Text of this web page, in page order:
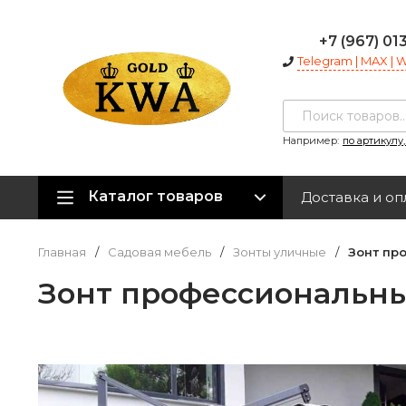
+7 (967)
Telegram | MAX |
Например: по
Каталог товаров Доставка и
Главная / Садовая мебель / Зонты уличные / Зонт
Зонт